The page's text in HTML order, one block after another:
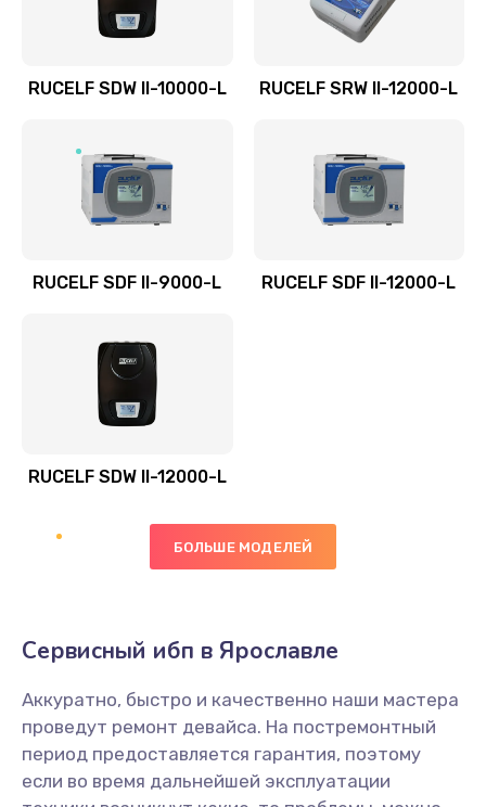
RUCELF SDW II-10000-L RUCELF SRW II-12000-L
RUCELF SDF II-9000-L RUCELF SDF II-12000-L
RUCELF SDW II-12000-L
БОЛЬШЕ МОДЕЛЕЙ
Сервисный ибп в Ярославле
Аккуратно, быстро и качественно наши мастера
проведут ремонт девайса. На постремонтный
период предоставляется гарантия, поэтому
если во время дальнейшей эксплуатации